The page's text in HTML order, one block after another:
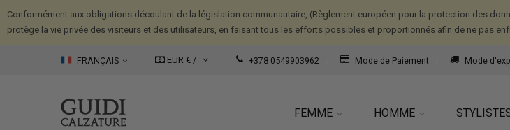
Conformément aux obligations découlant de la législation communautaire, (Règlement européen pour la protection des
protège la vie privée des visiteurs et des utilisateurs, en faisant tous les efforts possibles et proportionnés afin de ne pas
FRANÇAIS EUR € / +378 0549903962 Mode de Paiement Mode
FEMME HOMME